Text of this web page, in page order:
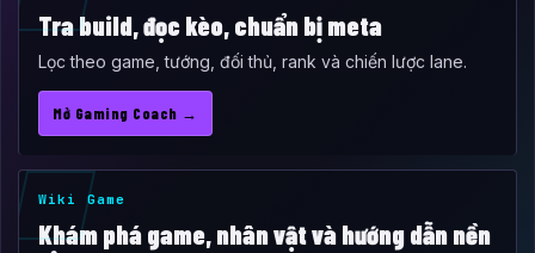
Tra build, đọc kèo, chuẩn bị meta
Lọc theo game, tướng, đối thủ, rank và chiến lược lane.
Mở Gaming Coach →
Wiki Game
Khám phá game, nhân vật và hướng dẫn nền